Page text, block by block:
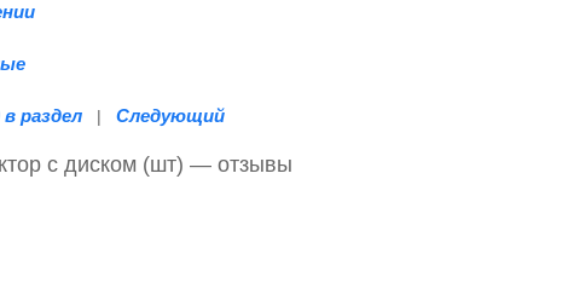
раздел | Следующий
с диском (шт) — отзывы